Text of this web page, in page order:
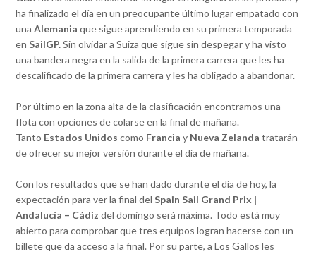
ha finalizado el día en un preocupante último lugar empatado con
unaAlemania que sigue aprendiendo en su primera temporada
enSailGP.Sin olvidar a Suiza que sigue sin despegar y ha visto
una bandera negra en la salida de la primera carrera que les ha
descalificado de la primera carrera y les ha obligado a abandonar.
Por último en la zona alta de la clasificación encontramos una
flota con opciones de colarse en la final de mañana.
Tanto Estados Unidos como Francia y Nueva Zelandatratarán
de ofrecer su mejor versión durante el día de mañana.
Con los resultados que se han dado durante el día de hoy, la
expectación para ver la final delSpain Sail Grand Prix |
Andalucía – Cádiz del domingo será máxima. Todo está muy
abierto para comprobar que tres equipos logran hacerse con un
billete que da acceso a la final. Por su parte, a Los Gallos les